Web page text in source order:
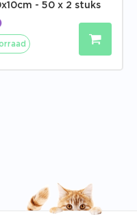
- 50 x 2 stuks